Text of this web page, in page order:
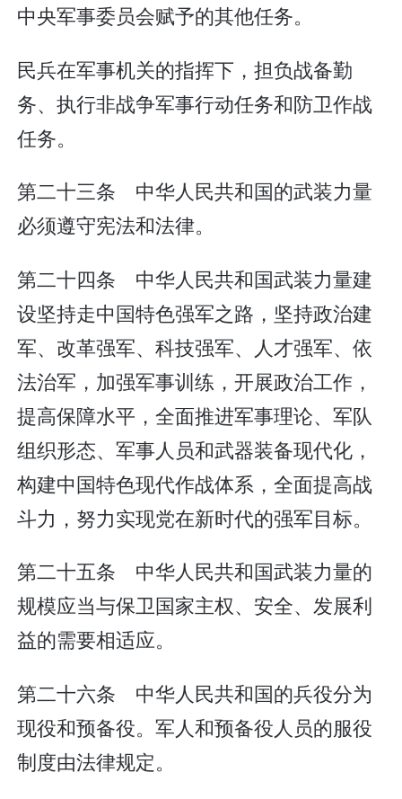
中央军事委员会赋予的其他任务。
民兵在军事机关的指挥下，担负战备勤
务、执行非战争军事行动任务和防卫作战
任务。
第二十三条 中华人民共和国的武装力量
必须遵守宪法和法律。
第二十四条 中华人民共和国武装力量建
设坚持走中国特色强军之路，坚持政治建
军、改革强军、科技强军、人才强军、依
法治军，加强军事训练，开展政治工作，
提高保障水平，全面推进军事理论、军队
组织形态、军事人员和武器装备现代化，
构建中国特色现代作战体系，全面提高战
斗力，努力实现党在新时代的强军目标。
第二十五条 中华人民共和国武装力量的
规模应当与保卫国家主权、安全、发展利
益的需要相适应。
第二十六条 中华人民共和国的兵役分为
现役和预备役。军人和预备役人员的服役
制度由法律规定。